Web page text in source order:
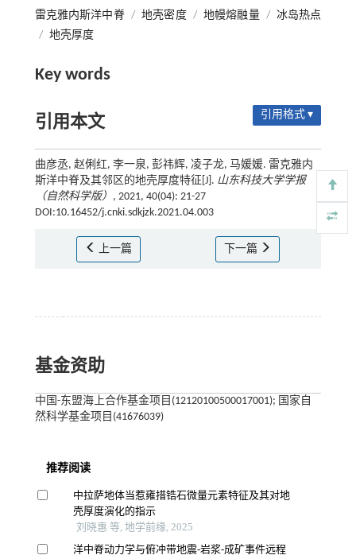
雷克雅内斯洋中脊 / 地壳密度 / 地幔熔融量 / 冰岛热点
/ 地壳厚度
Key words
引用本文 引用格式 ▾
曲彦丞, 赵俐红, 李一泉, 彭祎辉, 凌子龙, 马媛媛. 雷克雅内
斯洋中脊及其邻区的地壳厚度特征[J]. 山东科技大学学报
（自然科学版） , 2021, 40(04): 21-27
DOI:10.16452/j.cnki.sdkjzk.2021.04.003
上一篇 下一篇
基金资助
中国-东盟海上合作基金项目(12120100500017001); 国家自
然科学基金项目(41676039)